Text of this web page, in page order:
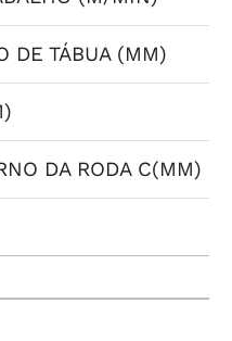
DE TÁBUA (MM)
DA RODA C(MM)